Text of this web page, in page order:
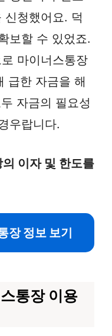
청했어요. 덕
보할 수 있었죠.
마이너스통장
급한 자금을 해
자금의 필요성
우랍니다.
이자 및 한도를
장 정보 보기
통장 이용